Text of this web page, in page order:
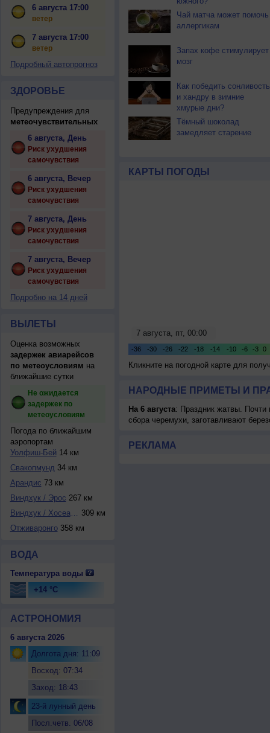
6 августа 17:00
ветер
7 августа 17:00
ветер
Подробный автопрогноз
ЗДОРОВЬЕ
Предупреждения для
метеочувствительных
6 августа, День
Риск ухудшения
самочувствия
6 августа, Вечер
Риск ухудшения
самочувствия
7 августа, День
Риск ухудшения
самочувствия
7 августа, Вечер
Риск ухудшения
самочувствия
Подробно на 14 дней
ВЫЛЕТЫ
Оценка возможных
задержек авиарейсов
по метеоусловиям на
ближайшие сутки
Не ожидается
задержек по
метеоусловиям
Погода по ближайшим
аэропортам
Уолфиш-Бей 14 км
Свакопмунд 34 км
Арандис 73 км
Виндхук / Эрос 267 км
Виндхук / Хосеа-К... 309 км
Отживаронго358 км
ВОДА
Температура воды
+14 °C
АСТРОНОМИЯ
6 августа 2026
Долгота дня: 11:09
Восход: 07:34
Заход: 18:43
23-й лунный день
Посл.четв. 06/08
Чай матча может помочь
аллергикам
Запах кофе стимулирует
мозг
Как победить сонливость
и хандру в зимние
хмурые дни?
Тёмный шоколад
замедляет старение
КАРТЫ ПОГОДЫ
Кликните на погодной карте для
НАРОДНЫЕ ПРИМЕТЫ И
На 6 августа: Праздник жатвы. Почти
сбора черемухи, заготавливают
РЕКЛАМА